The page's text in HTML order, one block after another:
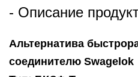
- Описание
Альтернатива
соединителю Swagelok